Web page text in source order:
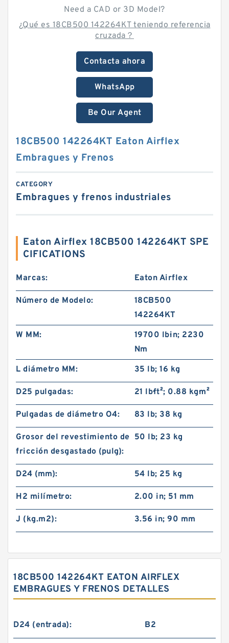
Need a CAD or 3D Model?
¿Qué es 18CB500 142264KT teniendo referencia
cruzada？
Contacta ahora
WhatsApp
Be Our Agent
18CB500 142264KT Eaton Airflex
Embragues y Frenos
CATEGORY
Embragues y frenos industriales
Eaton Airflex 18CB500 142264KT SPE
CIFICATIONS
Marcas: Eaton Airflex
Número de Modelo:
18CB500
142264KT
W MM:
19700 lb·in; 2230
Nm
L diámetro MM:
35 lb; 16 kg
D25 pulgadas: 21 lb·ft²; 0.88 kg·m²
Pulgadas de diámetro O4: 83 lb; 38 kg
Grosor del revestimiento de
fricción desgastado (pulg):
50 lb; 23 kg
D24 (mm): 54 lb; 25 kg
H2 milímetro: 2.00 in; 51 mm
J (kg.m2): 3.56 in; 90 mm
18CB500 142264KT EATON AIRFLEX
EMBRAGUES Y FRENOS DETALLES
D24 (entrada): B2